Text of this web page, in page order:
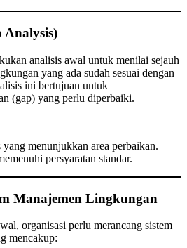
Analysis)
analisis awal untuk menilai sejauh
yang ada sudah sesuai dengan
ini bertujuan untuk
(gap) yang perlu diperbaiki.
menunjukkan area perbaikan.
persyaratan standar.
Manajemen Lingkungan
organisasi perlu merancang sistem
mencakup: